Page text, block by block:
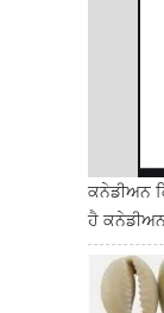
ਕਨੇਡੀਅਨ
ਹੈ